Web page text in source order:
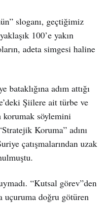
sloganı, geçtiğimiz
100’e yakın
adeta simgesi haline
adım attığı
Şiilere ait türbe ve
korumak söylemini
Koruma” adını
çatışmalarından uzak
“Kutsal görev”den
uçuruma doğru götüren